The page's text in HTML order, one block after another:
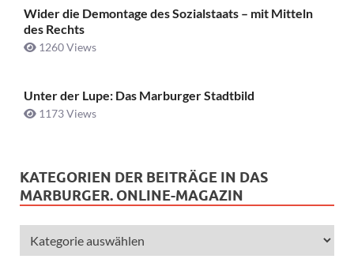
Wider die Demontage des Sozialstaats – mit Mitteln
des Rechts
1260 Views
Unter der Lupe: Das Marburger Stadtbild
1173 Views
KATEGORIEN DER BEITRÄGE IN DAS
MARBURGER. ONLINE-MAGAZIN